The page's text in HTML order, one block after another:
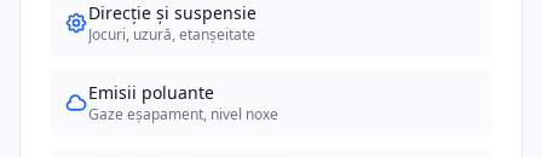
Direcție și suspensie
Jocuri, uzură, etanșeitate
Emisii poluante
Gaze eșapament, nivel noxe